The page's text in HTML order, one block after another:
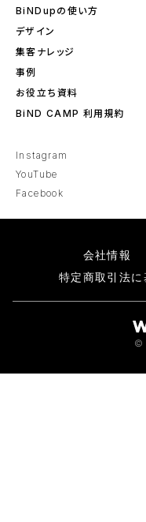
BiNDupの使い方
デザイン
集客ナレッジ
事例
お役立ち資料
BiND CAMP 利用規約
Instagram
YouTube
Facebook
会社情報
特定商取引法
©